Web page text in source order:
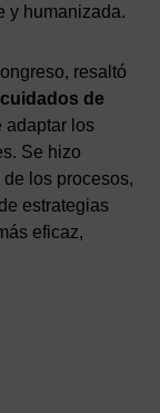
y humanizada.
resaltó
de
adaptar los
Se hizo
los procesos,
estrategias
eficaz,